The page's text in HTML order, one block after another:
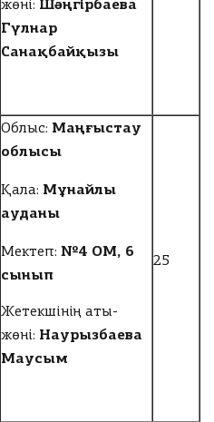
жөні: Шәңгірбаева
Гүлнар
Санақбайқызы
Облыс: Маңғыстау
облысы
Қала: Мұнайлы
ауданы
Мектеп: №4 ОМ, 6
сынып
Жетекшінің аты-
жөні: Наурызбаева
Маусым
25